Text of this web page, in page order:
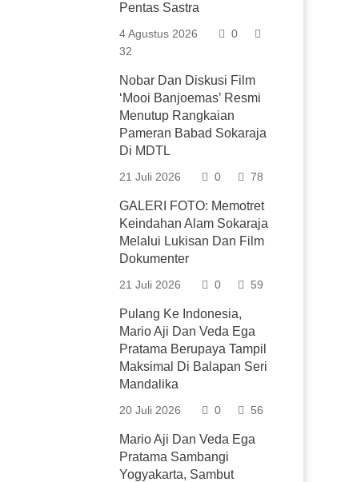
Pentas Sastra
4 Agustus 2026
0
32
Nobar Dan Diskusi Film
‘Mooi Banjoemas’ Resmi
Menutup Rangkaian
Pameran Babad Sokaraja
Di MDTL
21 Juli 2026 0 78
GALERI FOTO: Memotret
Keindahan Alam Sokaraja
Melalui Lukisan Dan Film
Dokumenter
21 Juli 2026 0 59
Pulang Ke Indonesia,
Mario Aji Dan Veda Ega
Pratama Berupaya Tampil
Maksimal Di Balapan Seri
Mandalika
20 Juli 2026 0 56
Mario Aji Dan Veda Ega
Pratama Sambangi
Yogyakarta, Sambut